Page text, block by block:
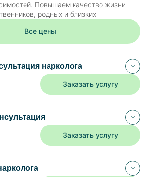
Повышаем качество жизни
родных и близких
Все цены
нарколога
Заказать услугу
консультация для
первичная оценка состояния,
Заказать услугу